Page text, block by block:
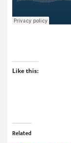
Like this:
Related